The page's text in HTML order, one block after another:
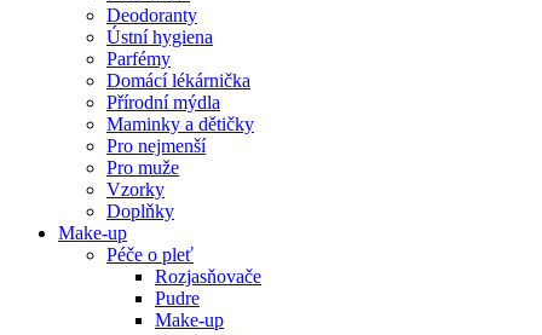
Deodoranty
Ústní hygiena
Parfémy
Domácí lékárnička
Přírodní mýdla
Maminky a dětičky
Pro nejmenší
Pro muže
Vzorky
Doplňky
Make-up
Péče o pleť
Rozjasňovače
Pudre
Make-up